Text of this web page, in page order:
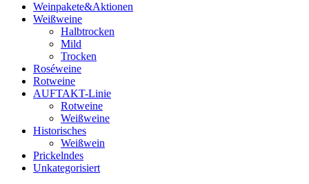
Weinpakete&Aktionen
Weißweine
Halbtrocken
Mild
Trocken
Roséweine
Rotweine
AUFTAKT-Linie
Rotweine
Weißweine
Historisches
Weißwein
Prickelndes
Unkategorisiert